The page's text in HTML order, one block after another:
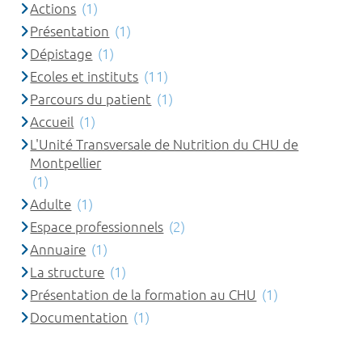
Actions (1)
Présentation (1)
Dépistage (1)
Ecoles et instituts (11)
Parcours du patient (1)
Accueil (1)
L'Unité Transversale de Nutrition du CHU de
Montpellier
(1)
Adulte (1)
Espace professionnels (2)
Annuaire (1)
La structure (1)
Présentation de la formation au CHU (1)
Documentation (1)